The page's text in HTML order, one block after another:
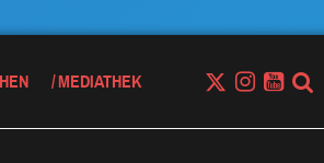
MEDIATHEK